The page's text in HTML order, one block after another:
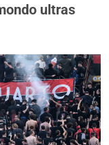
ultras